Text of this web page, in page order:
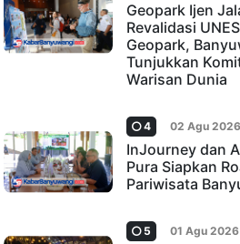
Geopark Ijen
Revalidasi
Geopark,
Tunjukkan
Warisan Dunia
4 02 Agu 2026
InJourney dan
Pura Siapkan
Pariwisata
5 01 Agu 2026